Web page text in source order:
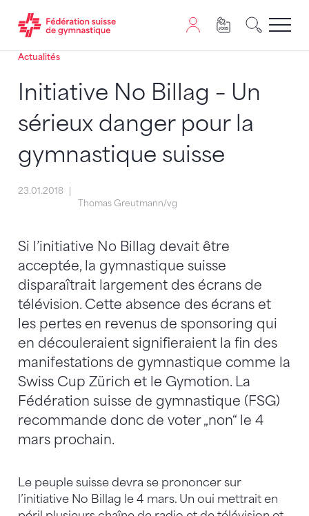
Passer au contenu
Naviguer vers le plan du siten
JavaScript est nécessaire pour naviguer sur ce site.
Actualités
Initiative No Billag – Un
sérieux danger pour la
gymnastique suisse
23.01.2018
Thomas Greutmann/vg
Si l’initiative No Billag devait être
acceptée, la gymnastique suisse
disparaîtrait largement des écrans de
télévision. Cette absence des écrans et
les pertes en revenus de sponsoring qui
en découleraient signifieraient la fin des
manifestations de gymnastique comme la
Swiss Cup Zürich et le Gymotion. La
Fédération suisse de gymnastique (FSG)
recommande donc de voter „non“ le 4
mars prochain.
Le peuple suisse devra se prononcer sur
l’initiative No Billag le 4 mars. Un oui mettrait en